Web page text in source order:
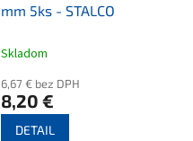
mm 5ks - STALCO
Skladom
6,67 € bez DPH
8,20 €
DETAIL